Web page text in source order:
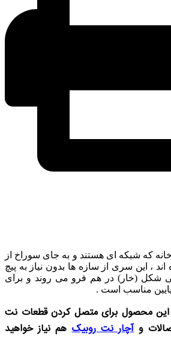
سازه مکعبی مشبک 11 خانه که شبکه ای هستند و به جای سوراخ از
، این سری از سازه ها بدون نیاز به پیچ
شکل (خار) در هم فرو می روند و برای
مناسب است .
محصول برای متصل کردن قطعات نت
وآچار نت روبیکهم نیاز خواهید